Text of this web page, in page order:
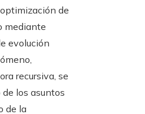
de
mediante
evolución
recursiva, se
los asuntos
de la